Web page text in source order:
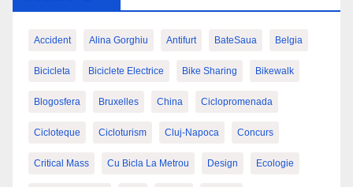
Accident Alina Gorghiu Antifurt BateSaua Belgia
Bicicleta Biciclete Electrice Bike Sharing Bikewalk
Blogosfera Bruxelles China Ciclopromenada
Cicloteque Cicloturism Cluj-Napoca Concurs
Critical Mass Cu Bicla La Metrou Design Ecologie